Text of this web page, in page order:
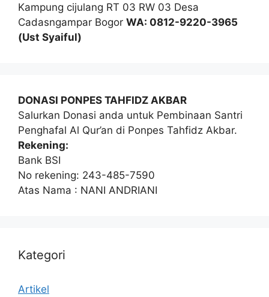
Kampung cijulang RT 03 RW 03 Desa
Cadasngampar Bogor WA: 0812-9220-3965
(Ust Syaiful)
DONASI PONPES TAHFIDZ AKBAR
Salurkan Donasi anda untuk Pembinaan Santri
Penghafal Al Qur’an di Ponpes Tahfidz Akbar.
Rekening:
Bank BSI
No rekening: 243-485-7590
Atas Nama : NANI ANDRIANI
Kategori
Artikel